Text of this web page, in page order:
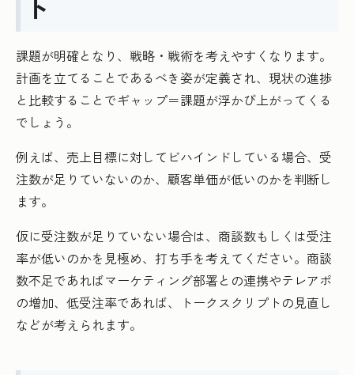
課題が明確となり、戦略・戦術を考えやすくなります。
計画を立てることであるべき姿が定義され、現状の進捗
と比較することでギャップ＝課題が浮かび上がってくる
でしょう。
例えば、売上目標に対してビハインドしている場合、受
注数が足りていないのか、顧客単価が低いのかを判断し
ます。
仮に受注数が足りていない場合は、商談数もしくは受注
率が低いのかを見極め、打ち手を考えてください。商談
数不足であればマーケティング部署との連携やテレアポ
の増加、低受注率であれば、トークスクリプトの見直し
などが考えられます。